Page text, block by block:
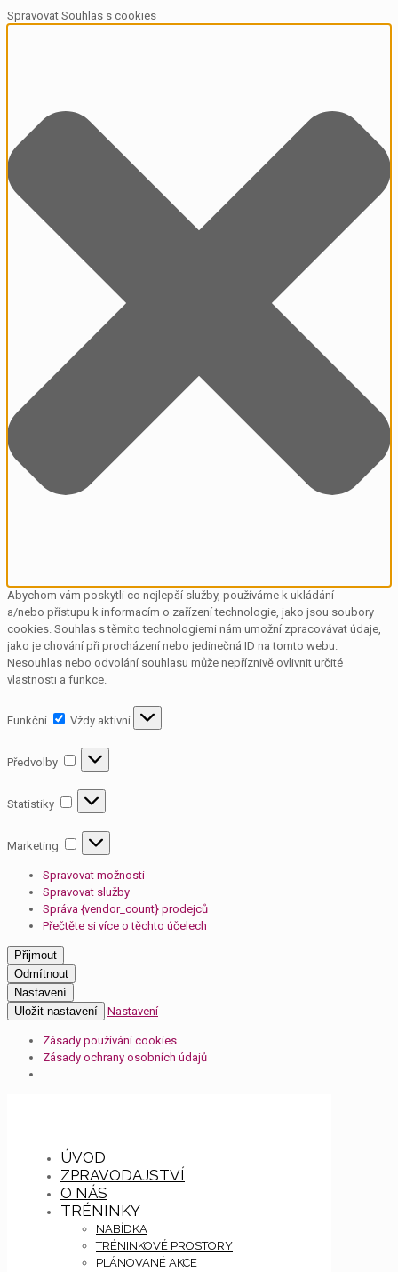
Spravovat Souhlas s cookies
Abychom vám poskytli co nejlepší služby, používáme k ukládání
a/nebo přístupu k informacím o zařízení technologie, jako jsou soubory
cookies. Souhlas s těmito technologiemi nám umožní zpracovávat údaje,
jako je chování při procházení nebo jedinečná ID na tomto webu.
Nesouhlas nebo odvolání souhlasu může nepříznivě ovlivnit určité
vlastnosti a funkce.
Funkční
Funkční
Vždy aktivní
Předvolby
Předvolby
Statistiky
Statistiky
Marketing
Marketing
Spravovat možnosti
Spravovat služby
Správa {vendor_count} prodejců
Přečtěte si více o těchto účelech
Přijmout
Odmítnout
Nastavení
Uložit nastavení
Nastavení
Zásady používání cookies
Zásady ochrany osobních údajů
ÚVOD
ZPRAVODAJSTVÍ
O NÁS
TRÉNINKY
NABÍDKA
TRÉNINKOVÉ PROSTORY
PLÁNOVANÉ AKCE